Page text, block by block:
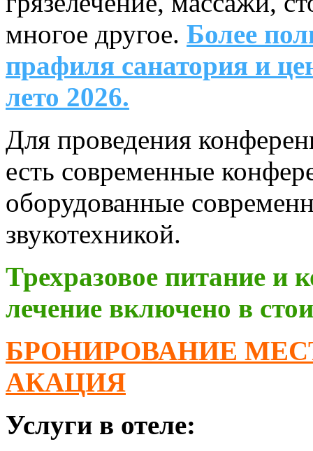
многое другое. Более
прафиля санатория и
лето 2026.
Для проведения
есть современные
оборудованные
звукотехникой.
Трехразовое питание и
лечение включено в
БРОНИРОВАНИЕ
АКАЦИЯ
Услуги в отеле: